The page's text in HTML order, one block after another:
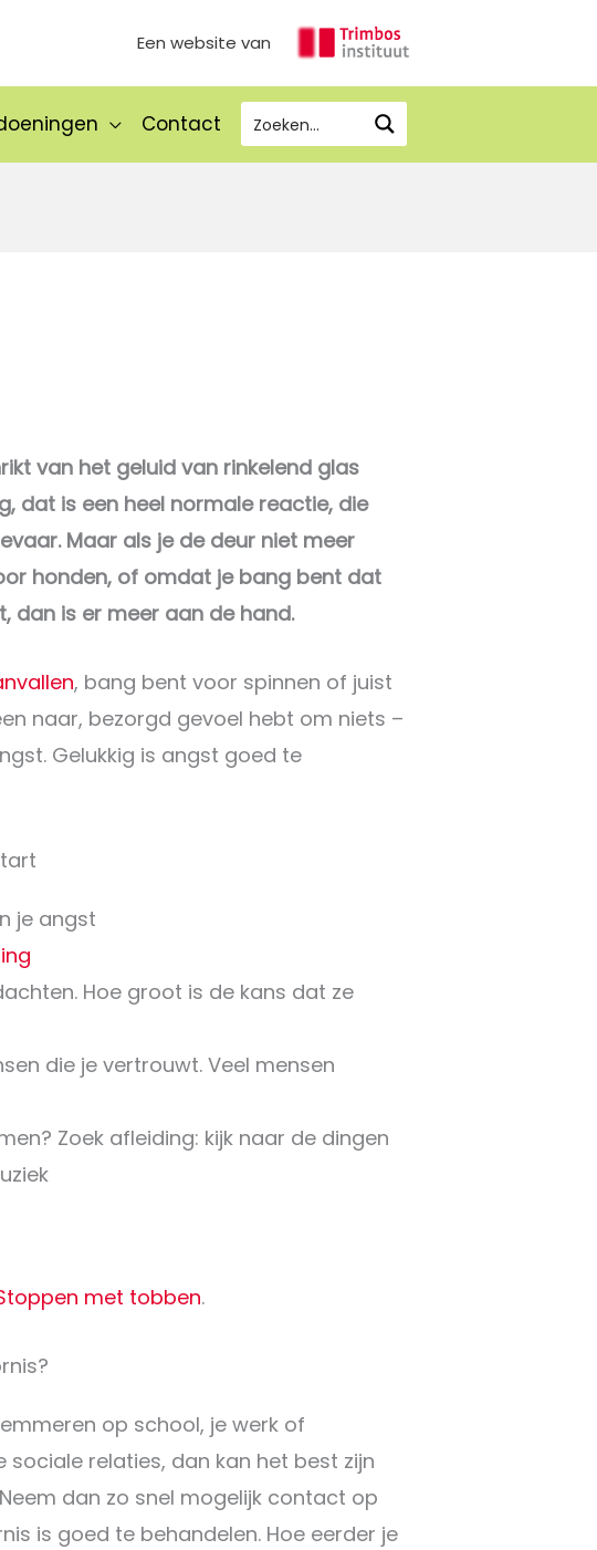
Een website van
Contact
van het geluid van rinkelend glas
dat is een heel normale reactie, die
Maar als je de deur niet meer
honden, of omdat je bang bent dat
dan is er meer aan de hand.
, bang bent voor spinnen of juist
naar, bezorgd gevoel hebt om niets –
Gelukkig is angst goed te
je angst
Hoe groot is de kans dat ze
die je vertrouwt. Veel mensen
Zoek afleiding: kijk naar de dingen
met tobben.
op school, je werk of
relaties, dan kan het best zijn
dan zo snel mogelijk contact op
is goed te behandelen. Hoe eerder je